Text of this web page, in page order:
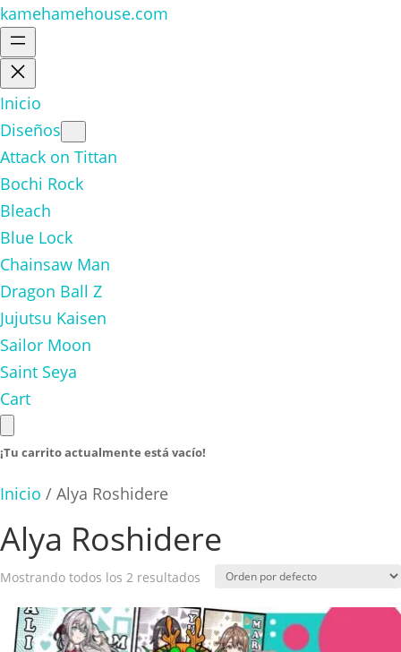
kamehamehouse.com
Inicio
Diseños
Attack on Tittan
Bochi Rock
Bleach
Blue Lock
Chainsaw Man
Dragon Ball Z
Jujutsu Kaisen
Sailor Moon
Saint Seya
Cart
¡Tu carrito actualmente está vacío!
Inicio / Alya Roshidere
Alya Roshidere
Mostrando todos los 2 resultados